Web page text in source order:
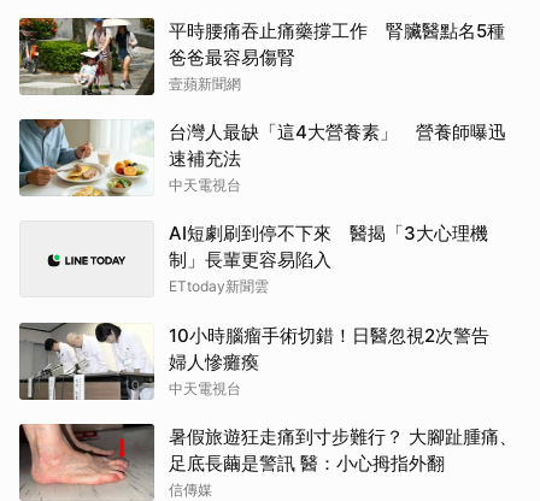
平時腰痛吞止痛藥撐工作 腎臟醫點名5種
爸爸最容易傷腎
壹蘋新聞網
台灣人最缺「這4大營養素」 營養師曝迅
速補充法
中天電視台
AI短劇刷到停不下來 醫揭「3大心理機
制」長輩更容易陷入
ETtoday新聞雲
10小時腦瘤手術切錯！日醫忽視2次警告
婦人慘癱瘓
中天電視台
暑假旅遊狂走痛到寸步難行？ 大腳趾腫痛、
足底長繭是警訊 醫：小心拇指外翻
信傳媒